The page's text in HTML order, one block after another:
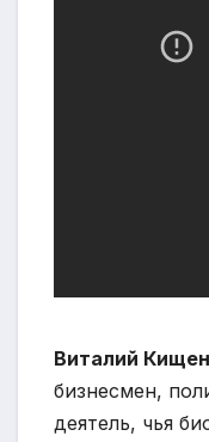
Виталий
бизнесмен,
деятель, чья